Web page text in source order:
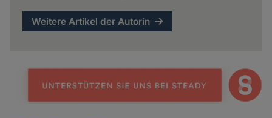
Weitere Artikel der Autorin